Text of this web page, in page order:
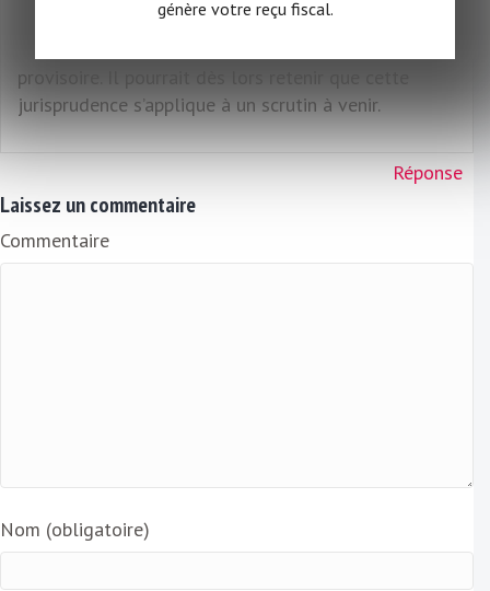
condition d’avoir acquis un caractère définitif, quand
provisoire. Il pourrait dès lors retenir que cette
jurisprudence s’applique à un scrutin à venir.
Réponse
Laissez un commentaire
Commentaire
Nom (obligatoire)
génère votre reçu fiscal.